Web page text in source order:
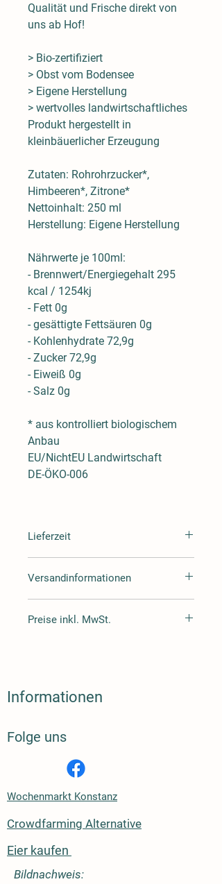
Qualität und Frische direkt von
uns ab Hof!
> Bio-zertifiziert
> Obst vom Bodensee
> Eigene Herstellung
> wertvolles landwirtschaftliches
Produkt hergestellt in
kleinbäuerlicher Erzeugung
Zutaten: Rohrohrzucker*,
Himbeeren*, Zitrone*
Nettoinhalt: 250 ml
Herstellung: Eigene Herstellung
Nährwerte je 100ml:
- Brennwert/Energiegehalt 295
kcal / 1254kj
- Fett 0g
- gesättigte Fettsäuren 0g
- Kohlenhydrate 72,9g
- Zucker 72,9g
- Eiweiß 0g
- Salz 0g
* aus kontrolliert biologischem
Anbau
EU/NichtEU Landwirtschaft
DE-ÖKO-006
Lieferzeit
Versandinformationen
Preise inkl. MwSt.
Informationen
Folge uns
Wochenmarkt Konstanz
Crowdfarming Alternative
Eier kaufen
Bildnachweis: